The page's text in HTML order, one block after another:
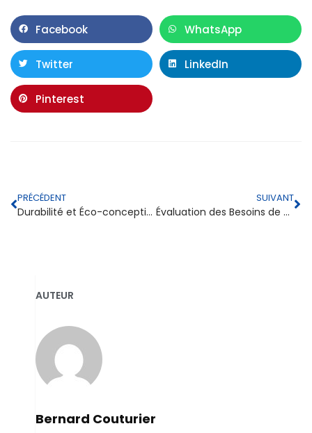
Facebook WhatsApp
Twitter LinkedIn
Pinterest
PRÉCÉDENT
Durabilité et Éco-conception : Terrassement piscine
SUIVANT
Évaluation des Besoins de Drainage
AUTEUR
Bernard Couturier